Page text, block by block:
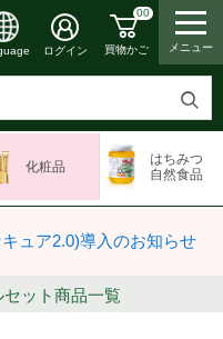
検
す
ログイン
00
買物かご メニュー
化粧品
はちみつ
自然食品
ュア2.0)導入のお知らせ
ット商品一覧